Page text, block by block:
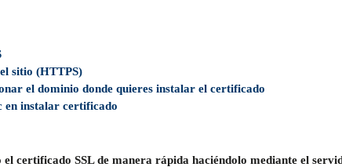
sitio (HTTPS)
el dominio donde quieres instalar el certificado
en instalar certificado
el certificado SSL de manera rápida haciéndolo mediante el